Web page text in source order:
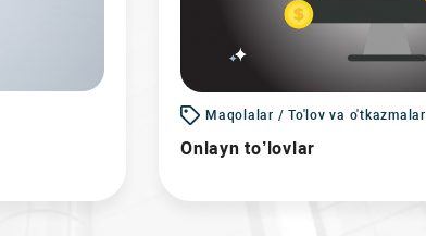
Maqolalar / To'lov va o'tkazmalar
Onlayn to’lovlar